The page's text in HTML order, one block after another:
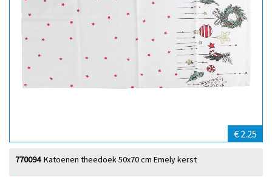
€ 2.25
Katoenen theedoek 50x70 cm Emely kerst
770094